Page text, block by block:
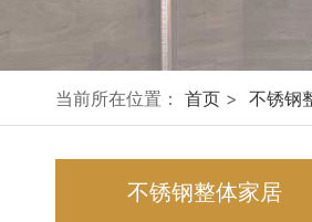
当前所在位置： 首页 > 不锈钢
不锈钢整体家居